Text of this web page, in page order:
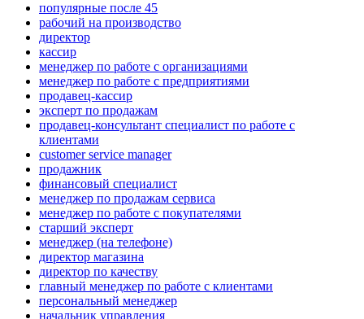
популярные после 45
рабочий на производство
директор
кассир
менеджер по работе с организациями
менеджер по работе с предприятиями
продавец-кассир
эксперт по продажам
продавец-консультант специалист по работе с
клиентами
customer service manager
продажник
финансовый специалист
менеджер по продажам сервиса
менеджер по работе с покупателями
старший эксперт
менеджер (на телефоне)
директор магазина
директор по качеству
главный менеджер по работе с клиентами
персональный менеджер
начальник управления